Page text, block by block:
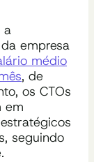
a
empresa
médio
, de
os CTOs
em
seguindo